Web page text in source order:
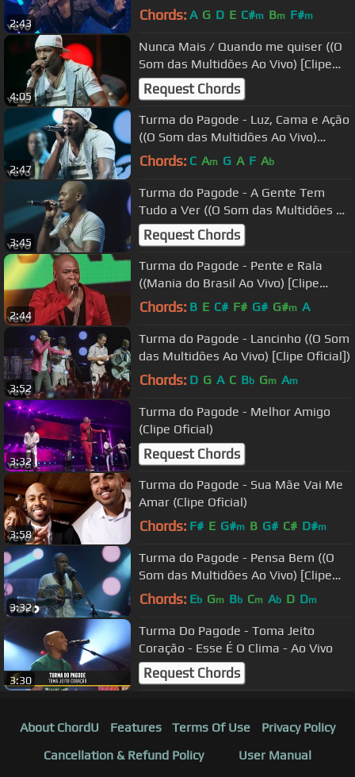
2:43
Forró
Chords: A G D E C#m Bm F#m
4:05
Nunca Mais / Quando me quiser ((O
Som das Multidões Ao Vivo) [Clipe
Oficial])
Request Chords
2:47
Turma do Pagode - Luz, Cama e Ação
((O Som das Multidões Ao Vivo)
[Clipe Oficial])
Chords: C Am G A F Ab
3:45
Turma do Pagode - A Gente Tem
Tudo a Ver ((O Som das Multidões Ao
Vivo) [Clipe Oficial])
Request Chords
2:44
Turma do Pagode - Pente e Rala
((Mania do Brasil Ao Vivo) [Clipe
Oficial])
Chords: B E C# F# G# G#m A
3:52
Turma do Pagode - Lancinho ((O Som
das Multidões Ao Vivo) [Clipe Oficial])
Chords: D G A C Bb Gm Am
3:32
Turma do Pagode - Melhor Amigo
(Clipe Oficial)
Request Chords
3:58
Turma do Pagode - Sua Mãe Vai Me
Amar (Clipe Oficial)
Chords: F# E G#m B G# C# D#m
3:32
Turma do Pagode - Pensa Bem ((O
Som das Multidões Ao Vivo) [Clipe
Oficial])
Chords: Eb Gm Bb Cm Ab D Dm
3:30
Turma Do Pagode - Toma Jeito
Coração - Esse É O Clima - Ao Vivo
Request Chords
About ChordU Features Terms Of Use
Privacy Policy
Cancellation & Refund Policy
User Manual